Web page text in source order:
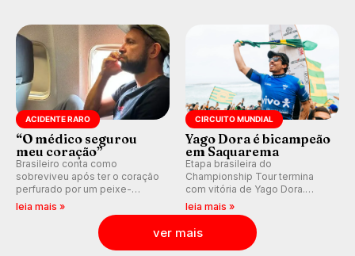
ondas para até 16 dias.
ACIDENTE RARO
“O médico segurou
meu coração”
Brasileiro conta como
sobreviveu após ter o coração
perfurado por um peixe-
agulha enquanto surfava na
leia mais »
CIRCUITO MUNDIAL
Yago Dora é bicampeão
em Saquarema
Etapa brasileira do
Championship Tour termina
com vitória de Yago Dora.
Sawyer Lindblad vence entre
as mulheres e Leonardo
Fioravanti assume liderança do
ranking mundial da WSL, na
etapa de Saquarema.
leia mais »
ver mais